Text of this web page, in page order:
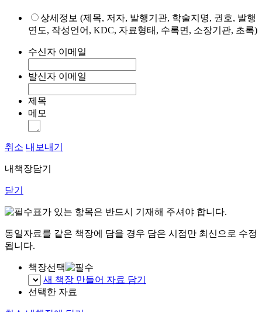
상세정보 (제목, 저자, 발행기관, 학술지명, 권호, 발행
연도, 작성언어, KDC, 자료형태, 수록면, 소장기관, 초록)
수신자 이메일
발신자 이메일
제목
메모
취소 내보내기
내책장담기
닫기
표가 있는 항목은 반드시 기재해 주셔야 합니다.
동일자료를 같은 책장에 담을 경우 담은 시점만 최신으로 수정
됩니다.
책장선택
새 책장 만들어 자료 담기
선택한 자료